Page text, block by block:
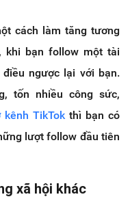
cách làm tăng tương
khi bạn follow một tài
ngược lại với bạn.
tốn nhiều công sức,
kênh TikTokthì bạn có
lượt follow đầu tiên
xã hội khác